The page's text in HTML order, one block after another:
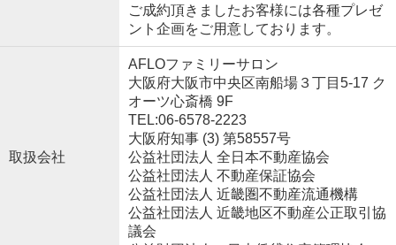
ご成約頂きましたお客様には各種プレゼ
ント企画をご用意しております。
取扱会社
AFLOファミリーサロン
大阪府大阪市中央区南船場３丁目5-17 ク
オーツ心斎橋 9F
TEL:06-6578-2223
大阪府知事 (3) 第58557号
公益社団法人 全日本不動産協会
公益社団法人 不動産保証協会
公益社団法人 近畿圏不動産流通機構
公益社団法人 近畿地区不動産公正取引協
議会